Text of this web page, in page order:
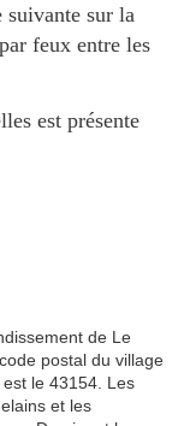
suivante sur la
feux entre les
est présente